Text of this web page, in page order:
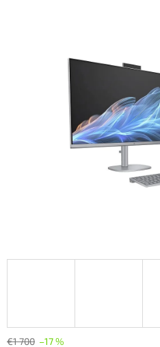
€1 700 –17 %